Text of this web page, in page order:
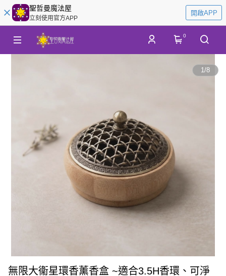
聖哲曼魔法屋
立刻使用官方APP
開啟APP
0
1/8
無限大衞星環香薰香盒 ~適合3.5H香環、可淨